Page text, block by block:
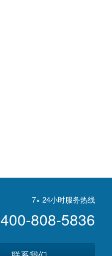
7× 24小时服务热线
400-808-5836